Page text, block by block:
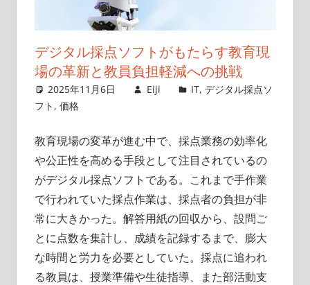
デジタル採点ソフトがもたらす教育現
場の革新と教員負担軽減への挑戦
2025年11月6日 Eiji IT,デジタル採点ソ
フト , 価格
教育現場の変革が進む中で、採点業務の効率化
や公正性を高める手段として注目されているの
がデジタル採点ソフトである。 これまで手作業
で行われていた採点作業は、採点者の負担が非
常に大きかった。解答用紙の回収から、設問ご
とに点数を集計し、成績を記録するまで、膨大
な時間と労力を必要としていた。採点に追われ
る教員は、授業準備や生徒指導、また部活動支